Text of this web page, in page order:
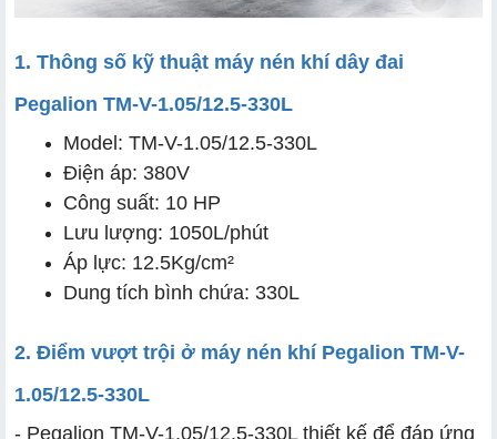
1. Thông số kỹ thuật máy nén khí dây đai
Pegalion TM-V-1.05/12.5-330L
Model: TM-V-1.05/12.5-330L
Điện áp: 380V
Công suất: 10 HP
Lưu lượng: 1050L/phút
Áp lực: 12.5Kg/cm²
Dung tích bình chứa: 330L
2. Điểm vượt trội ở máy nén khí Pegalion TM-V-
1.05/12.5-330L
- Pegalion TM-V-1.05/12.5-330L thiết kế để đáp ứng